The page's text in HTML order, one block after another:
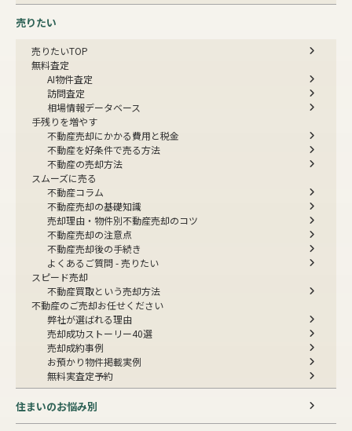
売りたい
売りたいTOP
無料査定
AI物件査定
訪問査定
相場情報データベース
手残りを増やす
不動産売却にかかる費用と税金
不動産を好条件で売る方法
不動産の売却方法
スムーズに売る
不動産コラム
不動産売却の基礎知識
売却理由・物件別不動産売却のコツ
不動産売却の注意点
不動産売却後の手続き
よくあるご質問 - 売りたい
スピード売却
不動産買取という売却方法
不動産のご売却お任せください
弊社が選ばれる理由
売却成功ストーリー40選
売却成約事例
お預かり物件掲載実例
無料実査定予約
住まいのお悩み別